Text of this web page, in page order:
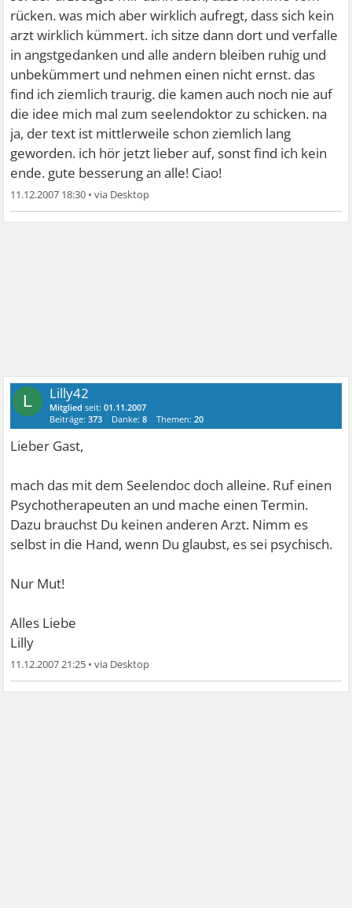
rücken. was mich aber wirklich aufregt, dass sich kein
arzt wirklich kümmert. ich sitze dann dort und verfalle
in angstgedanken und alle andern bleiben ruhig und
unbekümmert und nehmen einen nicht ernst. das
find ich ziemlich traurig. die kamen auch noch nie auf
die idee mich mal zum seelendoktor zu schicken. na
ja, der text ist mittlerweile schon ziemlich lang
geworden. ich hör jetzt lieber auf, sonst find ich kein
ende. gute besserung an alle! Ciao!
11.12.2007 18:30 •
L Lilly42
Mitglied seit:01.11.2007
Beiträge:373 Danke:8 Themen:20
Lieber Gast,
mach das mit dem Seelendoc doch alleine. Ruf einen
Psychotherapeuten an und mache einen Termin.
Dazu brauchst Du keinen anderen Arzt. Nimm es
selbst in die Hand, wenn Du glaubst, es sei psychisch.
Nur Mut!
Alles Liebe
Lilly
11.12.2007 21:25 •